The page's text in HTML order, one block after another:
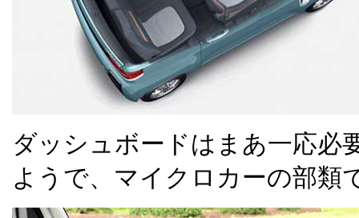
ダッシュボードはまあ一応必
ようで、マイクロカーの部類